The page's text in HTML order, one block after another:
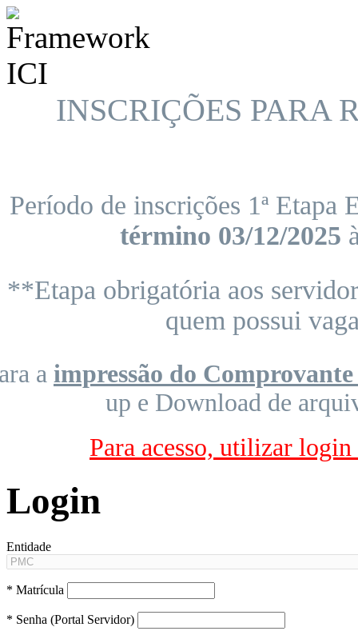
INSCRIÇÕES PARA
Período de inscrições 1ª Etapa
término 03/12/2025
**Etapa obrigatória aos
quem possui
a impressão do
up e Download de
Para acesso, utilizar
Login
Entidade
* Matrícula
* Senha (Portal Servidor)